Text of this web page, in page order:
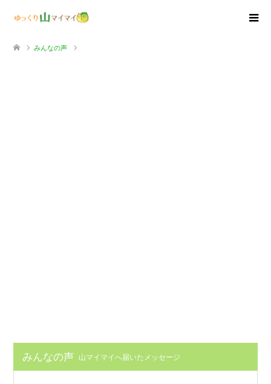
みんなの声
みんなの声 山マイマイへ届いたメッセージ